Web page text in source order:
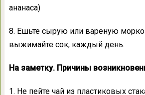
ананаса)
8. Ешьте сырую или вареную
выжимайте сок, каждый день.
На заметку. Причины
1. Не пейте чай из пластиковых